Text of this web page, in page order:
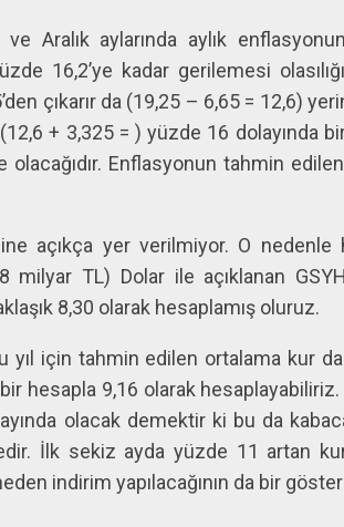
Aralık aylarında aylık
16,2’ye kadar gerilemesi
çıkarır da (19,25 – 6,65 = 12,6)
+ 3,325 = ) yüzde 16 dolayında
Enflasyonun tahmin
açıkça yer verilmiyor. O nedenle
milyar TL) Dolar ile açıklanan
8,30 olarak hesaplamış oluruz.
yıl için tahmin edilen ortalama kur
hesapla 9,16 olarak hesaplayabiliriz.
olacak demektir ki bu da
İlk sekiz ayda yüzde 11 artan
indirim yapılacağının da bir